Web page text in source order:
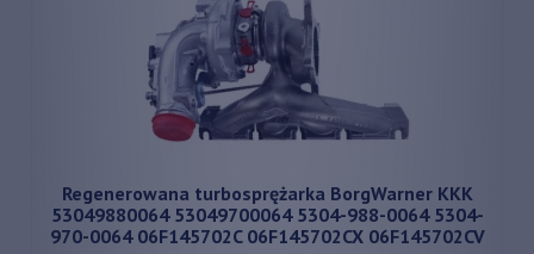
Regenerowana turbosprężarka BorgWarner KKK
53049880064 53049700064 5304-988-0064 5304-
970-0064 06F145702C 06F145702CX 06F145702CV